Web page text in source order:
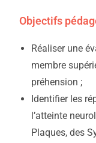
Objectifs
Réaliser une
membre
préhension ;
Identifier les
l’atteinte
Plaques, des